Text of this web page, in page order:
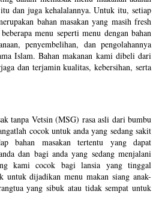
dan juga kehalalannya. Untuk itu, setiap
bahan masakan yang masih fresh
menu seperti menu dengan bahan
penyembelihan, dan pengolahannya
Islam. Bahan makanan kami dibeli dari
dan terjamin kualitas, kebersihan, serta
tanpa Vetsin (MSG) rasa asli dari bumbu
cocok untuk anda yang sedang sakit
bahan masakan tertentu yang dapat
dan bagi anda yang sedang menjalani
kami cocok bagi lansia yang tinggal
untuk dijadikan menu makan siang anak-
yang sibuk atau tidak sempat untuk